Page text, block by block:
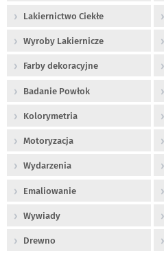
Lakiernictwo Ciekłe
Wyroby Lakiernicze
Farby dekoracyjne
Badanie Powłok
Kolorymetria
Motoryzacja
Wydarzenia
Emaliowanie
Wywiady
Drewno